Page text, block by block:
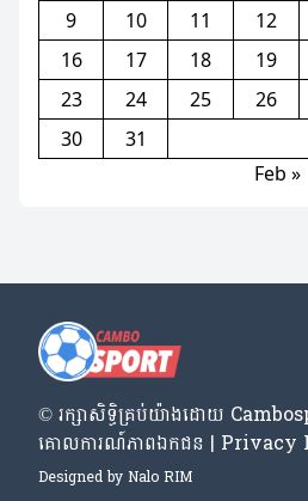
9
10 11 12
16
17 18 19
23
24 25 26
30
31
Feb »
© រក្សា​សិទ្ធិ​គ្រប់​យ៉ាង​ដោយ​
គោលការណ៍​ភាព​ឯកជន | Privacy
Designed by Nalo RIM